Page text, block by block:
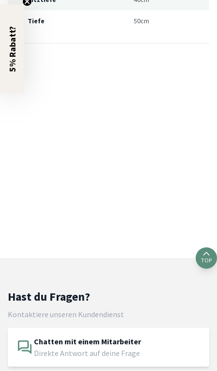
Tiefe 50cm
TOP
Hast du Fragen?
Kontaktiere unseren Kundendienst
Chatten mit einem Mitarbeiter
Direkte Antwort auf deine Frage
5% Rabatt?